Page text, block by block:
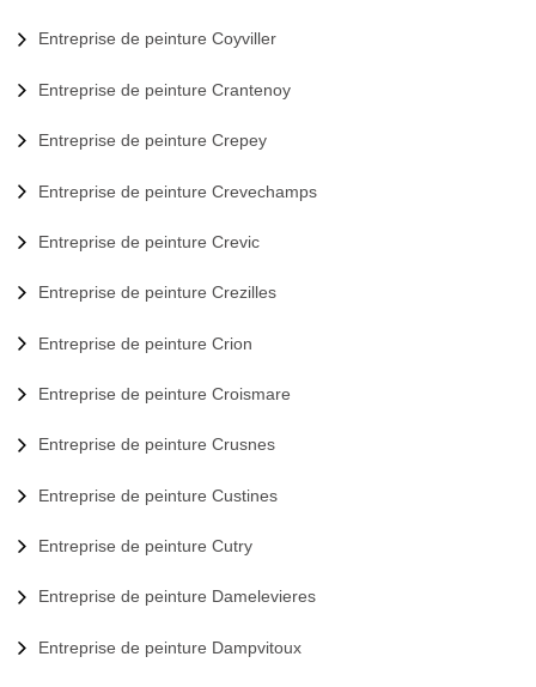
Entreprise de peinture Coyviller
Entreprise de peinture Crantenoy
Entreprise de peinture Crepey
Entreprise de peinture Crevechamps
Entreprise de peinture Crevic
Entreprise de peinture Crezilles
Entreprise de peinture Crion
Entreprise de peinture Croismare
Entreprise de peinture Crusnes
Entreprise de peinture Custines
Entreprise de peinture Cutry
Entreprise de peinture Damelevieres
Entreprise de peinture Dampvitoux